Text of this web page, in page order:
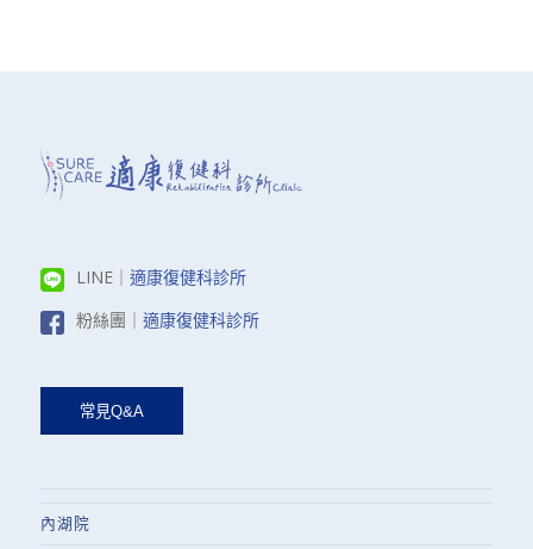
LINE｜ 適康復健科診所
粉絲團｜ 適康復健科診所
內湖院